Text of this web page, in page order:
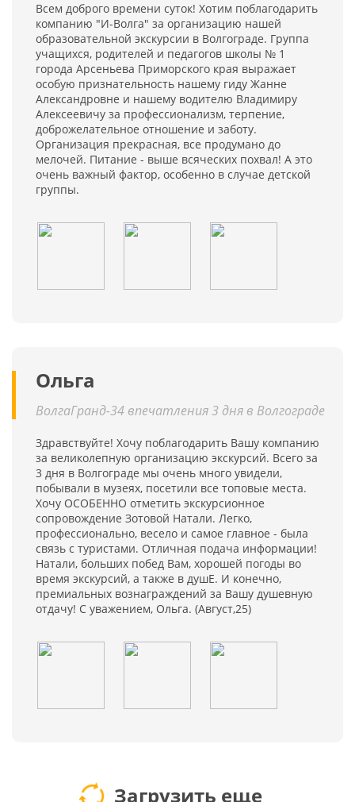
Всем доброго времени суток! Хотим поблагодарить
компанию "И-Волга" за организацию нашей
образовательной экскурсии в Волгограде. Группа
учащихся, родителей и педагогов школы № 1
города Арсеньева Приморского края выражает
особую признательность нашему гиду Жанне
Александровне и нашему водителю Владимиру
Алексеевичу за профессионализм, терпение,
доброжелательное отношение и заботу.
Организация прекрасная, все продумано до
мелочей. Питание - выше всяческих похвал! А это
очень важный фактор, особенно в случае детской
группы.
Ольга
ВолгаГранд-34 впечатления 3 дня в Волгограде
Здравствуйте! Хочу поблагодарить Вашу компанию
за великолепную организацию экскурсий. Всего за
3 дня в Волгограде мы очень много увидели,
побывали в музеях, посетили все топовые места.
Хочу ОСОБЕННО отметить экскурсионное
сопровождение Зотовой Натали. Легко,
профессионально, весело и самое главное - была
связь с туристами. Отличная подача информации!
Натали, больших побед Вам, хорошей погоды во
время экскурсий, а также в душЕ. И конечно,
премиальных вознаграждений за Вашу душевную
отдачу! С уважением, Ольга. (Август,25)
Загрузить еще